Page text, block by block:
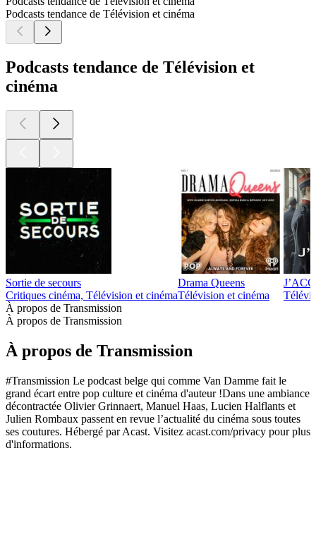
Podcasts tendance de Télévision et cinéma
Podcasts tendance de Télévision et
cinéma
Sortie de secours
Critiques cinéma, Télévision et cinéma
Drama Queens
Télévision et cinéma
À propos de Transmission
À propos de Transmission
À propos de Transmission
#Transmission Le podcast belge qui comme Van Damme fait le
grand écart entre pop culture et cinéma d'auteur !Dans une ambiance
décontractée Olivier Grinnaert, Manuel Haas, Lucien Halflants et
Julien Rombaux passent en revue l’actualité du cinéma sous toutes
ses coutures. Hébergé par Acast. Visitez acast.com/privacy pour plus
d'informations.